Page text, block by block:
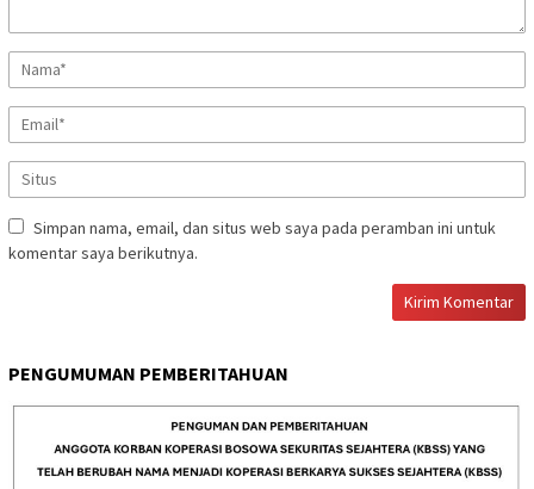
Simpan nama, email, dan situs web saya pada peramban ini untuk
komentar saya berikutnya.
PENGUMUMAN PEMBERITAHUAN